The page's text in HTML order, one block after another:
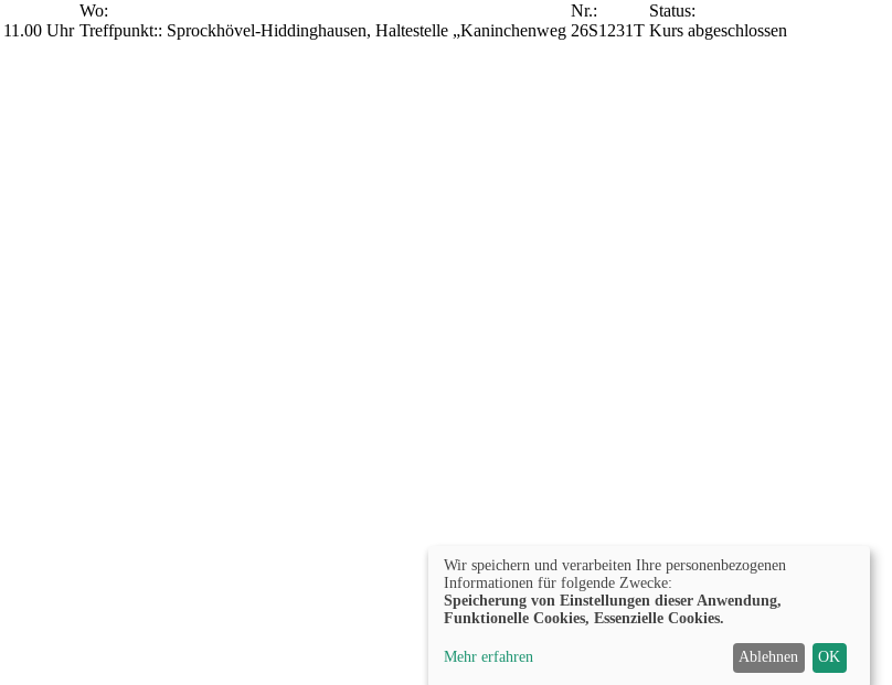
Uhr
Wo:
Treffpunkt:: Sprockhövel-Hiddinghausen, Haltestelle „Kaninchenweg
Nr.:
26S1231T
Status:
Kurs abgeschlossen
Wir speichern und verarbeiten Ihre personenbezogenen
Informationen für folgende Zwecke:
Speicherung von Einstellungen dieser Anwendung,
Funktionelle Cookies, Essenzielle Cookies.
Mehr erfahren Ablehnen OK